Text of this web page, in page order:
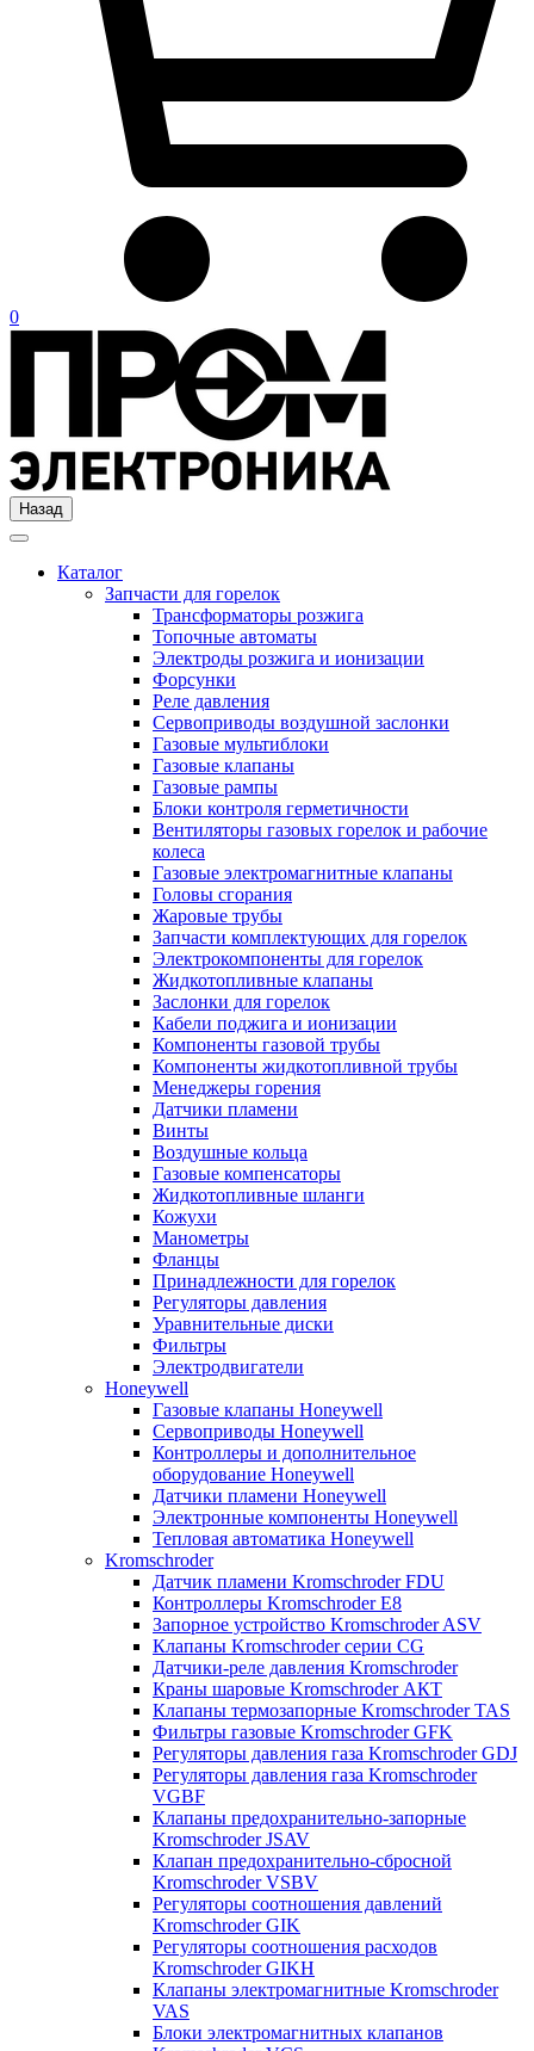
0
Назад
Каталог
Запчасти для горелок
Трансформаторы розжига
Топочные автоматы
Электроды розжига и ионизации
Форсунки
Реле давления
Сервоприводы воздушной заслонки
Газовые мультиблоки
Газовые клапаны
Газовые рампы
Блоки контроля герметичности
Вентиляторы газовых горелок и рабочие
колеса
Газовые электромагнитные клапаны
Головы сгорания
Жаровые трубы
Запчасти комплектующих для горелок
Электрокомпоненты для горелок
Жидкотопливные клапаны
Заслонки для горелок
Кабели поджига и ионизации
Компоненты газовой трубы
Компоненты жидкотопливной трубы
Менеджеры горения
Датчики пламени
Винты
Воздушные кольца
Газовые компенсаторы
Жидкотопливные шланги
Кожухи
Манометры
Фланцы
Принадлежности для горелок
Регуляторы давления
Уравнительные диски
Фильтры
Электродвигатели
Honeywell
Газовые клапаны Honeywell
Сервоприводы Honeywell
Контроллеры и дополнительное
оборудование Honeywell
Датчики пламени Honeywell
Электронные компоненты Honeywell
Тепловая автоматика Honeywell
Kromschroder
Датчик пламени Kromschroder FDU
Контроллеры Kromschroder E8
Запорное устройство Kromschroder ASV
Клапаны Kromschroder серии CG
Датчики-реле давления Kromschroder
Краны шаровые Kromschroder АКТ
Клапаны термозапорные Kromschroder TAS
Фильтры газовые Kromschroder GFK
Регуляторы давления газа Kromschroder GDJ
Регуляторы давления газа Kromschroder
VGBF
Клапаны предохранительно-запорные
Kromschroder JSAV
Клапан предохранительно-сбросной
Kromschroder VSBV
Регуляторы соотношения давлений
Kromschroder GIK
Регуляторы соотношения расходов
Kromschroder GIKH
Клапаны электромагнитные Kromschroder
VAS
Блоки электромагнитных клапанов